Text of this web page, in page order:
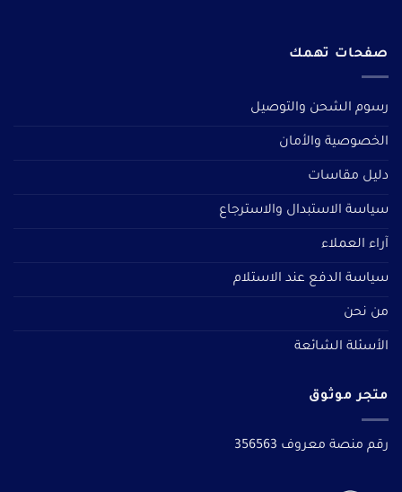
صفحات تهمك
رسوم الشحن والتوصيل
الخصوصية والأمان
دليل مقاسات
سياسة الاستبدال والاسترجاع
آراء العملاء
سياسة الدفع عند الاستلام
من نحن
الأسئلة الشائعة
متجر موثوق
رقم منصة معروف 356563